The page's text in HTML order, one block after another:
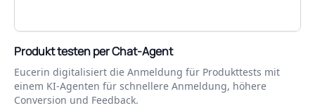
Produkt testen per Chat-Agent
Eucerin digitalisiert die Anmeldung für Produkttests mit
einem KI-Agenten für schnellere Anmeldung, höhere
Conversion und Feedback.